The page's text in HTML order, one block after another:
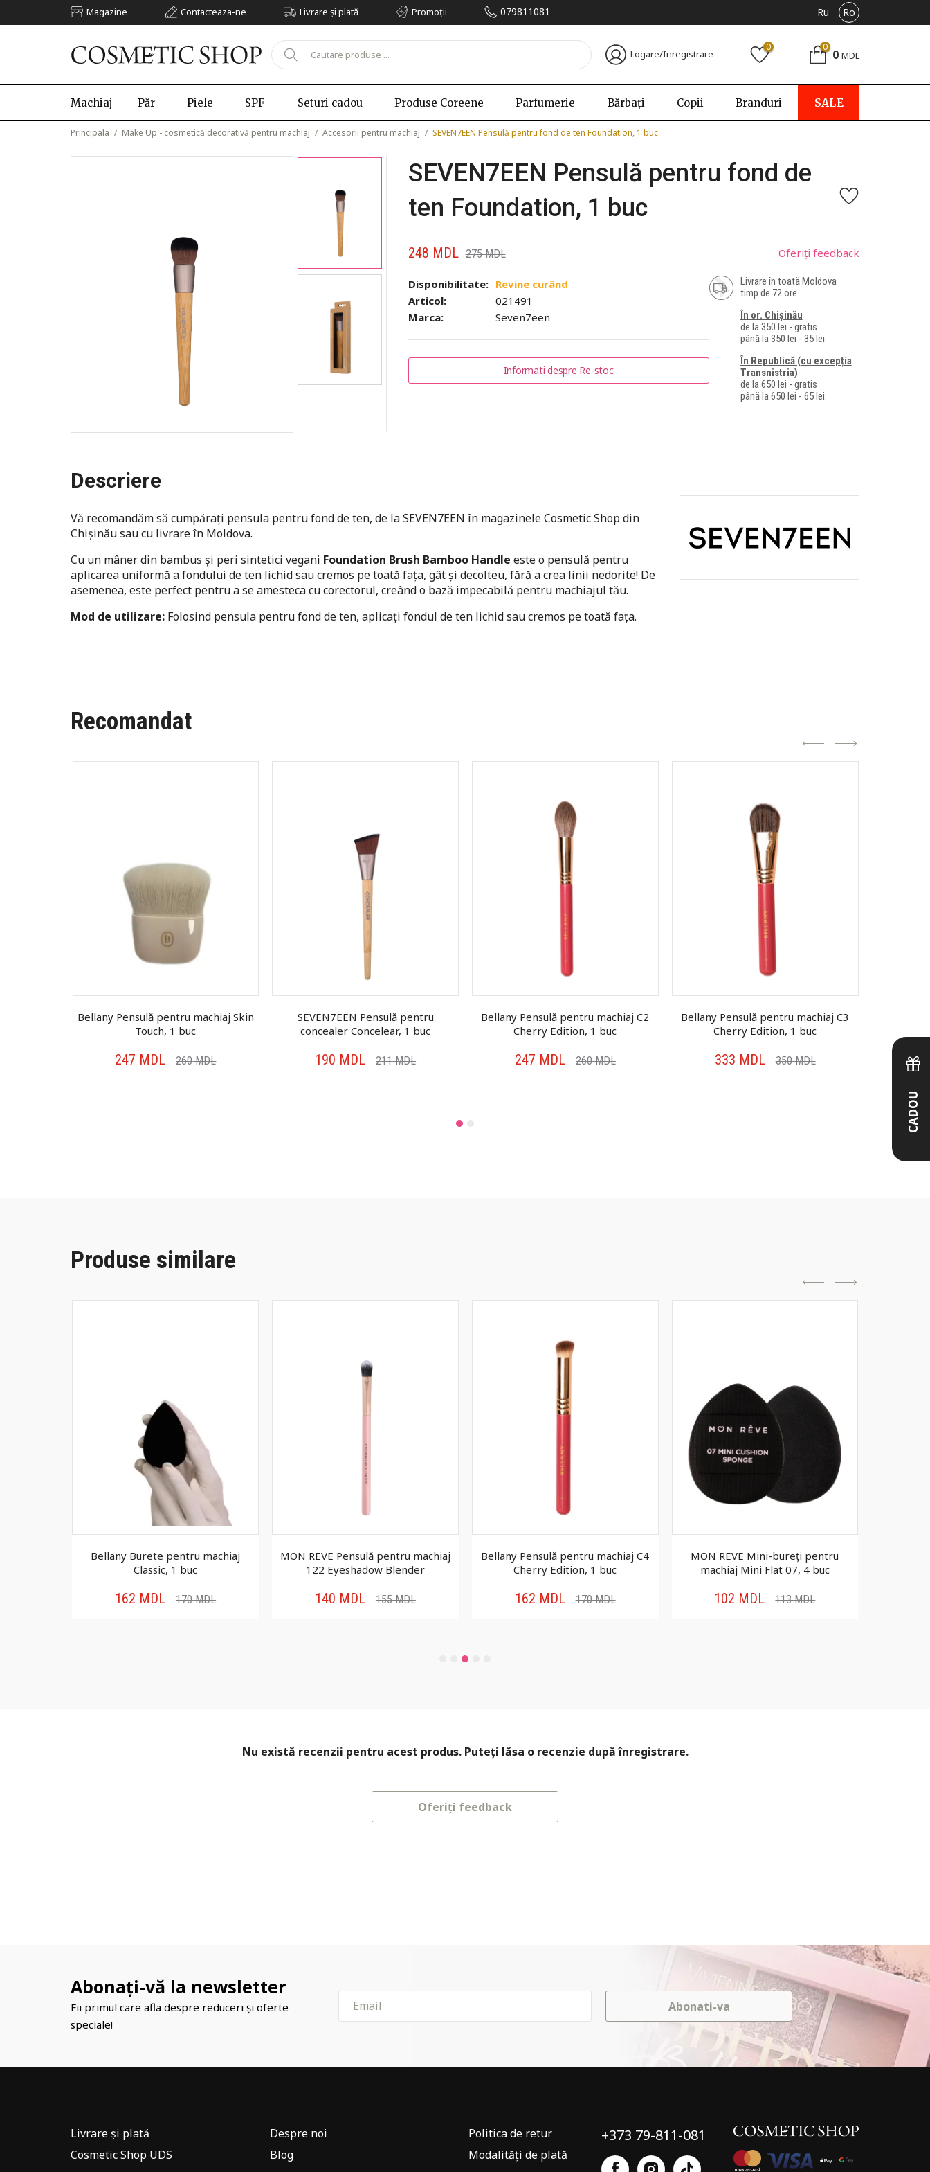
Magazine Contacteaza-ne Livrare și plată Promoții 079811081 Ru Ro
Logare/Inregistrare
0 0 0 MDL
Machiaj Păr Piele SPF Seturi cadou Produse Coreene Parfumerie Bărbați Copii Branduri SALE
Principala / Make Up - cosmetică decorativă pentru machiaj / Accesorii pentru machiaj / SEVEN7EEN Pensulă pentru fond de ten Foundation, 1 buc
SEVEN7EEN Pensulă pentru fond de
ten Foundation, 1 buc
248 MDL 275MDL Oferiți feedback
Disponibilitate: Revine curând
Articol:
021491
Marca:
Seven7een
Informati despre Re-stoc
Livrare în toată Moldova
timp de 72 ore
În or. Chișinău
de la 350 lei - gratis
până la 350 lei - 35 lei.
În Republică (cu excepția
Transnistria)
de la 650 lei - gratis
până la 650 lei - 65 lei.
Descriere
Vă recomandăm să cumpărați pensula pentru fond de ten, de la SEVEN7EEN în magazinele Cosmetic Shop din
Chișinău sau cu livrare în Moldova.
Cu un mâner din bambus și peri sintetici vegani Foundation Brush Bamboo Handle este o pensulă pentru
aplicarea uniformă a fondului de ten lichid sau cremos pe toată fața, gât și decolteu, fără a crea linii nedorite! De
asemenea, este perfect pentru a se amesteca cu corectorul, creând o bază impecabilă pentru machiajul tău.
Mod de utilizare: Folosind pensula pentru fond de ten, aplicați fondul de ten lichid sau cremos pe toată fața.
Recomandat
Bellany Pensulă pentru machiaj Skin
Touch, 1 buc
247 MDL 260MDL
SEVEN7EEN Pensulă pentru
concealer Concelear, 1 buc
190 MDL 211MDL
Bellany Pensulă pentru machiaj C2
Cherry Edition, 1 buc
247 MDL 260MDL
Bellany Pensulă pentru machiaj C3
Cherry Edition, 1 buc
333 MDL 350MDL
Produse similare
Bellany Burete pentru machiaj
Classic, 1 buc
162 MDL 170MDL
MON REVE Pensulă pentru machiaj
122 Eyeshadow Blender
140 MDL 155MDL
Bellany Pensulă pentru machiaj C4
Cherry Edition, 1 buc
162 MDL 170MDL
MON REVE Mini-bureți pentru
machiaj Mini Flat 07, 4 buc
102 MDL 113MDL
Nu există recenzii pentru acest produs. Puteți lăsa o recenzie după înregistrare.
Oferiți feedback
Abonați-vă la newsletter
Fii primul care afla despre reduceri și oferte
speciale!
Abonati-va
Livrare și plată
Cosmetic Shop UDS
Despre noi
Blog
Politica de retur
Modalități de plată
+373 79-811-081
CADOU